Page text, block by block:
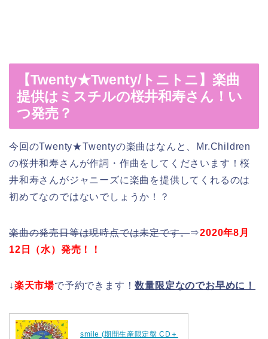
【Twenty★Twenty/トニトニ】楽曲
提供はミスチルの桜井和寿さん！い
つ発売？
今回のTwenty★Twentyの楽曲はなんと、Mr.Children
の桜井和寿さんが作詞・作曲をしてくださいます！桜
井和寿さんがジャニーズに楽曲を提供してくれるのは
初めてなのではないでしょうか！？
楽曲の発売日等は現時点では未定です。⇒2020年8月
12日（水）発売！！
↓楽天市場で予約できます！数量限定なのでお早めに！
smile (期間生産限定盤 CD＋